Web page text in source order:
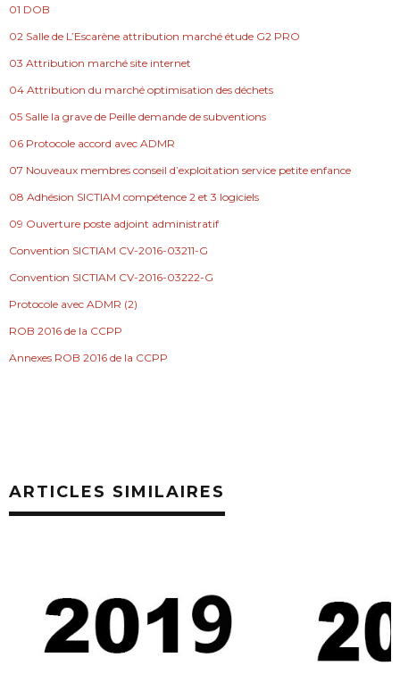
01 DOB
02 Salle de L’Escarène attribution marché étude G2 PRO
03 Attribution marché site internet
04 Attribution du marché optimisation des déchets
05 Salle la grave de Peille demande de subventions
06 Protocole accord avec ADMR
07 Nouveaux membres conseil d’exploitation service petite enfance
08 Adhésion SICTIAM compétence 2 et 3 logiciels
09 Ouverture poste adjoint administratif
Convention SICTIAM CV-2016-03211-G
Convention SICTIAM CV-2016-03222-G
Protocole avec ADMR (2)
ROB 2016 de la CCPP
Annexes ROB 2016 de la CCPP
ARTICLES SIMILAIRES